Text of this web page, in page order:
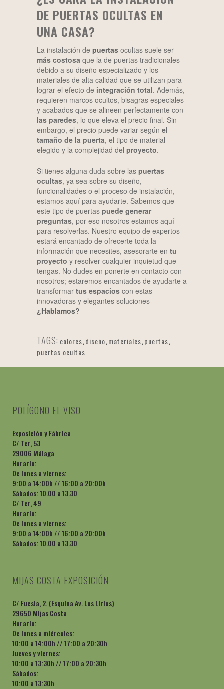
DE PUERTAS OCULTAS EN
UNA CASA?
La instalación de puertas ocultas suele ser
más costosa que la de puertas tradicionales
debido a su diseño especializado y los
materiales de alta calidad que se utilizan para
lograr el efecto de integración total. Además,
requieren marcos ocultos, bisagras especiales
y acabados que se alineen perfectamente con
las paredes, lo que eleva el precio final. Sin
embargo, el precio puede variar según el
tamaño de la puerta, el tipo de material
elegido y la complejidad del proyecto.
Si tienes alguna duda sobre las puertas
ocultas, ya sea sobre su diseño,
funcionalidades o el proceso de instalación,
estamos aquí para ayudarte. Sabemos que
este tipo de puertas puede generar
preguntas, por eso nosotros estamos aquí
para resolverlas. Nuestro equipo de expertos
estará encantado de ofrecerte toda la
información que necesites, asesorarte en tu
proyecto y resolver cualquier inquietud que
tengas. No dudes en ponerte en contacto con
nosotros; estaremos encantados de ayudarte a
transformar tus espacios con estas
innovadoras y elegantes soluciones
¿Hablamos?
TAGS: colores,diseño,materiales,puertas,
puertas ocultas
POLÍGONO EL VISO
Exposición y Fábrica
C/ Ter, 53
29006 Málaga
Horario:
De lunes a viernes:
9:00 a 14:00h // 16:00 a 20:00h
Sábados: 10.00 a 13.30
C/ Ter, 49
Horario:
De lunes a viernes:
9:00 a 14:00h // 16:00 a 20:00h
Sábados: 10.00 a 13.30
MIJAS COSTA EXPOSICIÓN
C/ Fucsia, 2. (Esquina Av. Los Lirios)
29650 Mijas Costa
Horario:
De lunes a miércoles:
10:00 a 14:00h // 17:00 a 20:30h
Jueves y viernes:
10:00 a 13:30h // 17:00 a 20:30h
Sábados:
10:00 a 13:30h